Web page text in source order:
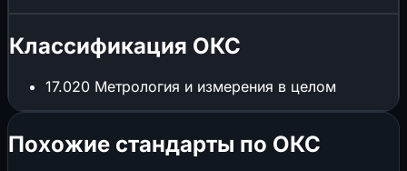
Классификация ОКС
17.020 Метрология и измерения в целом
Похожие стандарты по ОКС